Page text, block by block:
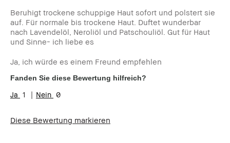
Beruhigt trockene schuppige Haut sofort und polstert sie
auf. Für normale bis trockene Haut. Duftet wunderbar
nach Lavendelöl, Neroliöl und Patschouliöl. Gut für Haut
und Sinne- ich liebe es
Ja, ich würde es einem Freund empfehlen
Fanden Sie diese Bewertung hilfreich?
1 0
Diese Bewertung markieren